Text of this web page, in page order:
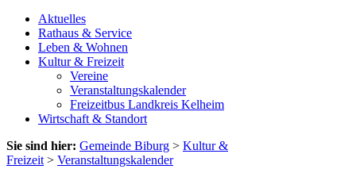
Aktuelles
Rathaus & Service
Leben & Wohnen
Kultur & Freizeit
Vereine
Veranstaltungskalender
Freizeitbus Landkreis Kelheim
Wirtschaft & Standort
Sie sind hier: Gemeinde Biburg > Kultur &
Freizeit > Veranstaltungskalender